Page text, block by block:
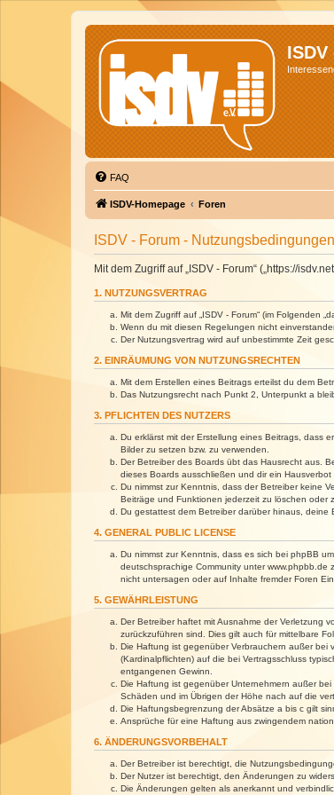
FAQ
ISDV-Homepage Foren
ISDV - Forum - Nutzungsbedingungen
Mit dem Zugriff auf „ISDV - Forum“ („https://
1. NUTZUNGSVERTRAG
Mit dem Zugriff auf „ISDV - Forum“ (im Folgenden
Wenn du mit diesen Regelungen nicht
Der Nutzungsvertrag wird auf unbestimmte Zeit
2. EINRÄUMUNG VON NUTZUNGSRECHTEN
Mit dem Erstellen eines Beitrags erteilst du dem
Das Nutzungsrecht nach Punkt 2, Unterpunkt a
3. PFLICHTEN DES NUTZERS
Du erklärst mit der Erstellung eines Beitrags, dass
Bilder zu setzen bzw. zu verwenden.
Der Betreiber des Boards übt das Hausrecht aus.
dieses Boards ausschließen und dir ein Hausverbot
Du nimmst zur Kenntnis, dass der Betreiber keine
Beiträge und Funktionen jederzeit zu löschen oder
Du gestattest dem Betreiber darüber hinaus,
4. GENERAL PUBLIC LICENSE
Du nimmst zur Kenntnis, dass es sich bei phpBB um
deutschsprachige Community unter
nicht untersagen oder auf Inhalte fremder Foren
5. GEWÄHRLEISTUNG
Der Betreiber haftet mit Ausnahme der Verletzung
zurückzuführen sind. Dies gilt auch für mittelbare
Die Haftung ist gegenüber Verbrauchern außer bei
(Kardinalpflichten) auf die bei Vertragsschluss
entgangenen Gewinn.
Die Haftung ist gegenüber Unternehmern außer
Schäden und im Übrigen der Höhe nach auf die
Die Haftungsbegrenzung der Absätze a bis c gilt
Ansprüche für eine Haftung aus zwingendem
6. ÄNDERUNGSVORBEHALT
Der Betreiber ist berechtigt, die
Der Nutzer ist berechtigt, den Änderungen zu
Die Änderungen gelten als anerkannt und